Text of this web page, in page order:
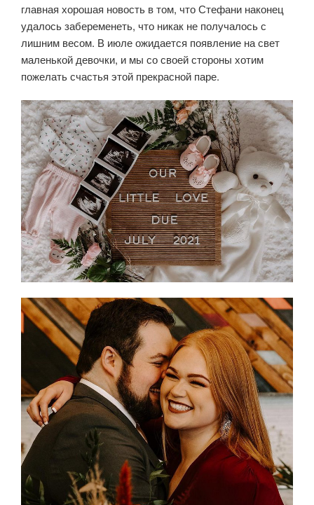
главная хорошая новость в том, что Стефани наконец
удалось забеременеть, что никак не получалось с
лишним весом. В июле ожидается появление на свет
маленькой девочки, и мы со своей стороны хотим
пожелать счастья этой прекрасной паре.